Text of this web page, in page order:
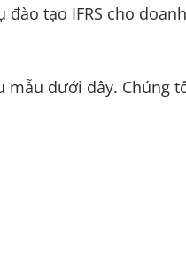
tạo IFRS cho
dưới đây. Chúng